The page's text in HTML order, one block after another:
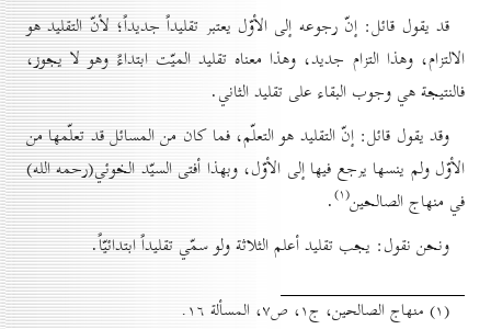
قد يقول قائل: إنّ رجوعه إلى الأوّل يعتبر تقليداً جديداً؛ لأنّ التقليد هو
الالتزام، وهذا التزام جديد، وهذا معناه تقليد الميّت ابتداءً وهو لا يجوز،
فالنتيجة هي وجوب البقاء على تقليد الثاني.
وقد يقول قائل: إنّ التقليد هو التعلّم، فما كان من المسائل قد تعلّمها من
الأوّل ولم ينسها يرجع فيها إلى الأوّل، وبهذا أفتى السيّد الخوئي(رحمه الله)
في منهاج الصالحين(۱) .
ونحن نقول: يجب تقليد أعلم الثلاثة ولو سمّي تقليداً ابتدائيّاً.
(۱) منهاج الصالحین، ج۱، ص۷، المسألة ۱٦.